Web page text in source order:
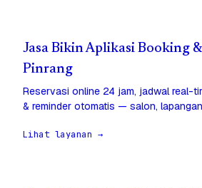
Jasa Bikin Aplikasi Booking
Pinrang
Reservasi online 24 jam, jadwal real-
& reminder otomatis — salon,
Lihat layanan →